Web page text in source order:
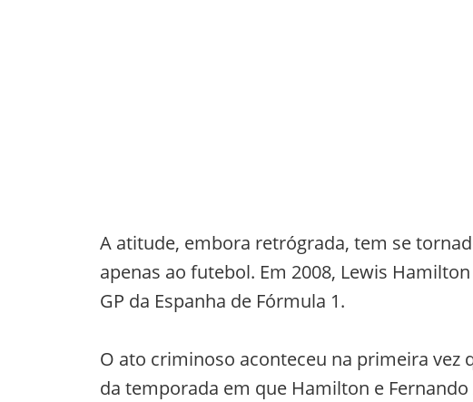
A atitude, embora retrógrada, tem se
apenas ao futebol. Em 2008, Lewis
GP da Espanha de Fórmula 1.
O ato criminoso aconteceu na primeira vez
da temporada em que Hamilton e